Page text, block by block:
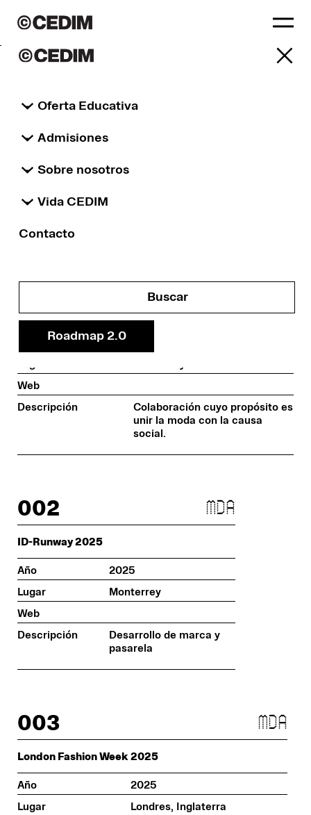
Oferta Educativa
Admisiones
Sobre nosotros
Vida CEDIM
Contacto
Buscar
Roadmap 2.0
Proyectos
seleccionados
ALL
001 mda
Convocatoria y desfile con "Nuevo Amanecer"
Lugar
Monterrey
Web
Descripción
Colaboración cuyo propósito es
unir la moda con la causa
social.
002 mda
ID-Runway 2025
Año
2025
Lugar
Monterrey
Web
Descripción
Desarrollo de marca y
pasarela
003 mda
London Fashion Week 2025
Año
2025
Lugar
Londres, Inglaterra